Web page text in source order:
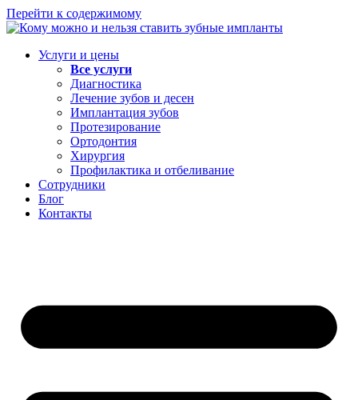
Перейти к содержимому
Услуги и цены
Все услуги
Диагностика
Лечение зубов и десен
Имплантация зубов
Протезирование
Ортодонтия
Хирургия
Профилактика и отбеливание
Сотрудники
Блог
Контакты